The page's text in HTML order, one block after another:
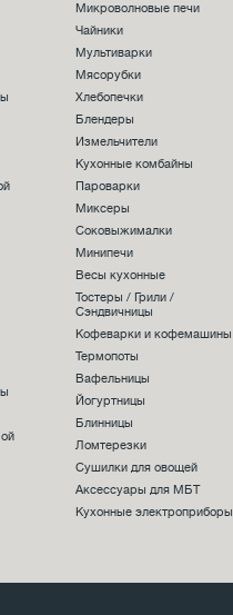
Микроволновые печи
Чайники
Мультиварки
Мясорубки
Хлебопечки
Блендеры
Измельчители
Кухонные комбайны
Пароварки
Миксеры
Соковыжималки
Минипечи
Весы кухонные
Тостеры / Грили /
Сэндвичницы
Кофеварки и кофемашины
Термопоты
Вафельницы
Йогуртницы
Блинницы
Ломтерезки
Сушилки для овощей
Аксессуары для МБТ
Кухонные электроприборы